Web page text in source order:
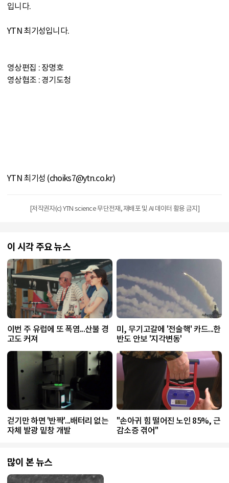
입니다.
YTN 최기성입니다.
영상편집 : 장명호
영상협조 : 경기도청
YTN 최기성 (choiks7@ytn.co.kr)
[저작권자(c) YTN science 무단전재, 재배포 및 AI 데이터 활용 금지]
이 시각 주요 뉴스
이번 주 유럽에 또 폭염...산불 경
고도 커져
미, 무기고갈에 '전술핵' 카드...한
반도 안보 '지각변동'
걷기만 하면 '반짝'...배터리 없는
자체 발광 밑창 개발
"손아귀 힘 떨어진 노인 85%, 근
감소증 겪어"
많이 본 뉴스